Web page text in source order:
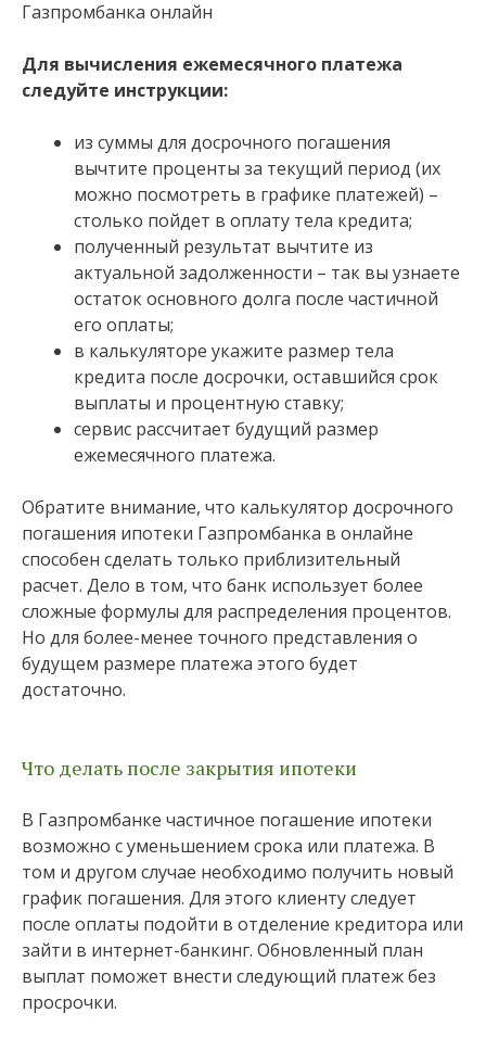
Для вычисления ежемесячного платежа
следуйте инструкции:
из суммы для досрочного погашения
вычтите проценты за текущий период (их
можно посмотреть в графике платежей) –
столько пойдет в оплату тела кредита;
полученный результат вычтите из
актуальной задолженности – так вы узнаете
остаток основного долга после частичной
его оплаты;
в калькуляторе укажите размер тела
кредита после досрочки, оставшийся срок
выплаты и процентную ставку;
сервис рассчитает будущий размер
ежемесячного платежа.
Обратите внимание, что калькулятор досрочного
погашения ипотеки Газпромбанка в онлайне
способен сделать только приблизительный
расчет. Дело в том, что банк использует более
сложные формулы для распределения процентов.
Но для более-менее точного представления о
будущем размере платежа этого будет
достаточно.
Что делать после закрытия ипотеки
В Газпромбанке частичное погашение ипотеки
возможно с уменьшением срока или платежа. В
том и другом случае необходимо получить новый
график погашения. Для этого клиенту следует
после оплаты подойти в отделение кредитора или
зайти в интернет-банкинг. Обновленный план
выплат поможет внести следующий платеж без
просрочки.